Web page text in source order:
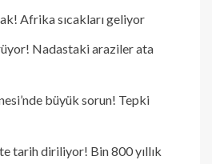
Afrika sıcakları geliyor
Nadastaki araziler ata
büyük sorun! Tepki
tarih diriliyor! Bin 800 yıllık